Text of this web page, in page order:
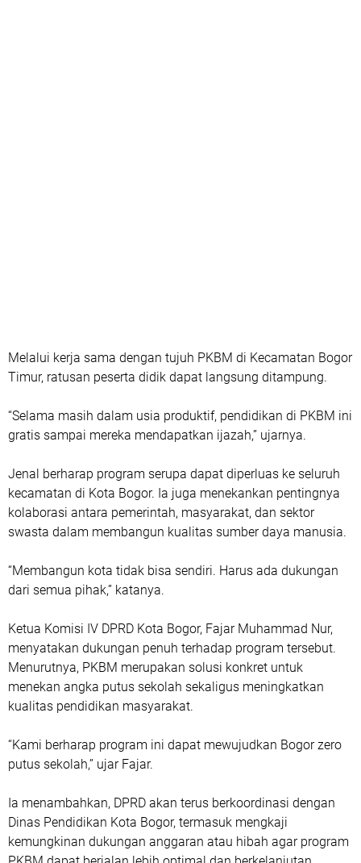
Melalui kerja sama dengan tujuh PKBM di Kecamatan Bogor
Timur, ratusan peserta didik dapat langsung ditampung.
“Selama masih dalam usia produktif, pendidikan di PKBM ini
gratis sampai mereka mendapatkan ijazah,” ujarnya.
Jenal berharap program serupa dapat diperluas ke seluruh
kecamatan di Kota Bogor. Ia juga menekankan pentingnya
kolaborasi antara pemerintah, masyarakat, dan sektor
swasta dalam membangun kualitas sumber daya manusia.
“Membangun kota tidak bisa sendiri. Harus ada dukungan
dari semua pihak,” katanya.
Ketua Komisi IV DPRD Kota Bogor, Fajar Muhammad Nur,
menyatakan dukungan penuh terhadap program tersebut.
Menurutnya, PKBM merupakan solusi konkret untuk
menekan angka putus sekolah sekaligus meningkatkan
kualitas pendidikan masyarakat.
“Kami berharap program ini dapat mewujudkan Bogor zero
putus sekolah,” ujar Fajar.
Ia menambahkan, DPRD akan terus berkoordinasi dengan
Dinas Pendidikan Kota Bogor, termasuk mengkaji
kemungkinan dukungan anggaran atau hibah agar program